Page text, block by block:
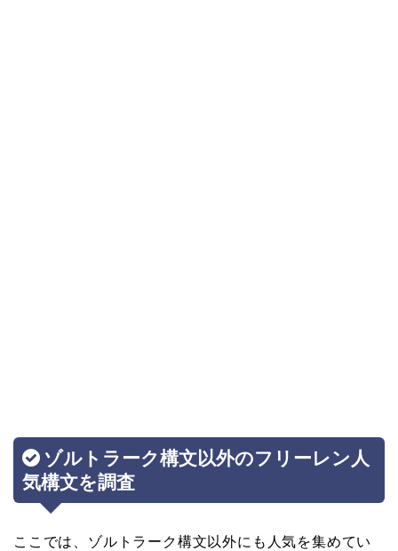
ゾルトラーク構文以外のフリーレン人
気構文を調査
ここでは、ゾルトラーク構文以外にも人気を集めてい